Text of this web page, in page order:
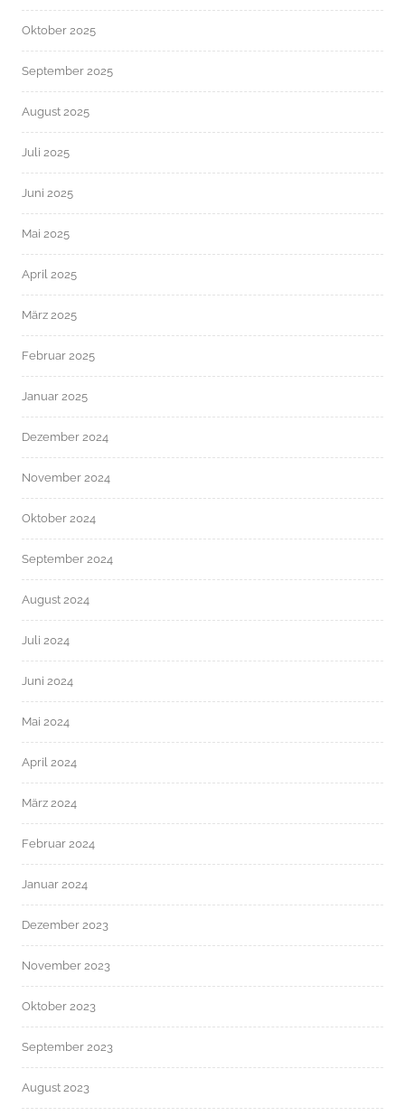
Oktober 2025
September 2025
August 2025
Juli 2025
Juni 2025
Mai 2025
April 2025
März 2025
Februar 2025
Januar 2025
Dezember 2024
November 2024
Oktober 2024
September 2024
August 2024
Juli 2024
Juni 2024
Mai 2024
April 2024
März 2024
Februar 2024
Januar 2024
Dezember 2023
November 2023
Oktober 2023
September 2023
August 2023